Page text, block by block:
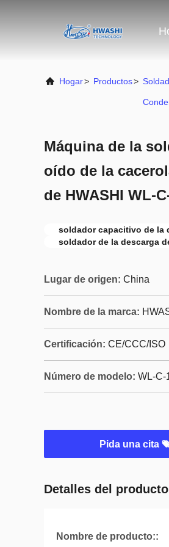
Hogar> Productos>
Máquina de la
oído de la
de HWASHI WL-
soldador capacitivo de la
soldador de la descarga
Lugar de origen: China
Nombre de la marca:
Certificación: CE/CCC/ISO
Número de modelo: WL-C-
Pida una cita
Detalles del producto
Nombre de producto::